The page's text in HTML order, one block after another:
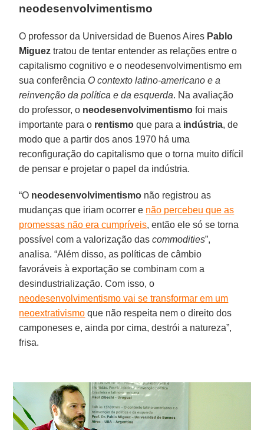
neodesenvolvimentismo
O professor da Universidad de Buenos Aires Pablo
Miguez tratou de tentar entender as relações entre o
capitalismo cognitivo e o neodesenvolvimentismo em
sua conferência O contexto latino-americano e a
reinvenção da política e da esquerda. Na avaliação
do professor, o neodesenvolvimentismo foi mais
importante para o rentismo que para a indústria, de
modo que a partir dos anos 1970 há uma
reconfiguração do capitalismo que o torna muito difícil
de pensar e projetar o papel da indústria.
“O neodesenvolvimentismo não registrou as
mudanças que iriam ocorrer e não percebeu que as
promessas não era cumpríveis, então ele só se torna
possível com a valorização dascommodities”,
analisa. “Além disso, as políticas de câmbio
favoráveis à exportação se combinam com a
desindustrialização. Com isso, o
neodesenvolvimentismo vai se transformar em um
neoextrativismo que não respeita nem o direito dos
camponeses e, ainda por cima, destrói a natureza”,
frisa.